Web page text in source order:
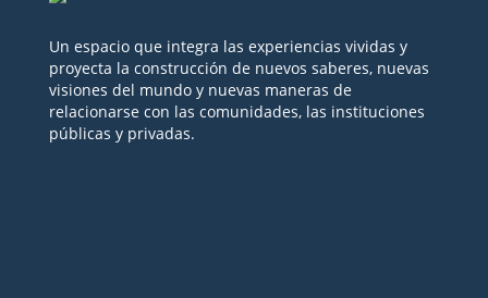
Un espacio que integra las experiencias vividas y
proyecta la construcción de nuevos saberes, nuevas
visiones del mundo y nuevas maneras de
relacionarse con las comunidades, las instituciones
públicas y privadas.